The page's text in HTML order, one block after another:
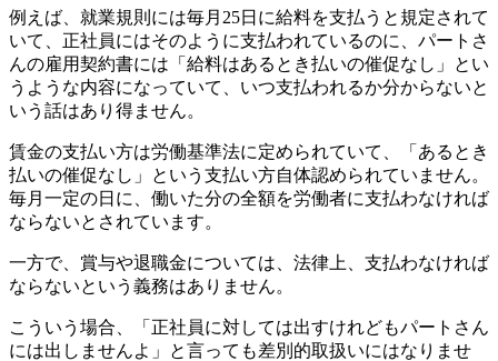
例えば、就業規則には毎月25日に給料を支払うと規定されて
いて、正社員にはそのように支払われているのに、パートさ
んの雇用契約書には「給料はあるとき払いの催促なし」とい
うような内容になっていて、いつ支払われるか分からないと
いう話はあり得ません。
賃金の支払い方は労働基準法に定められていて、「あるとき
払いの催促なし」という支払い方自体認められていません。
毎月一定の日に、働いた分の全額を労働者に支払わなければ
ならないとされています。
一方で、賞与や退職金については、法律上、支払わなければ
ならないという義務はありません。
こういう場合、「正社員に対しては出すけれどもパートさん
には出しませんよ」と言っても差別的取扱いにはなりませ